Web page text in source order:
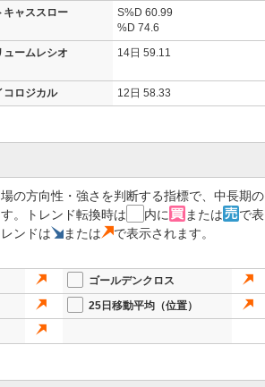
っている。今後の焦点は通期予想の達成確度に
需要減速が見られれば、好材料であっても上値
の315億円 通期は10.5％減の440億円を計
キャススロー S%D 60.99
%D 74.6
ュームレシオ 14日 59.11
コロジカル 12日 58.33
の方向性・強さを判断する指標で、中長期の
。トレンド転換時は
内に または
で表
ンドは
または で表示されます。
ゴールデンクロス
25日移動平均（位置）